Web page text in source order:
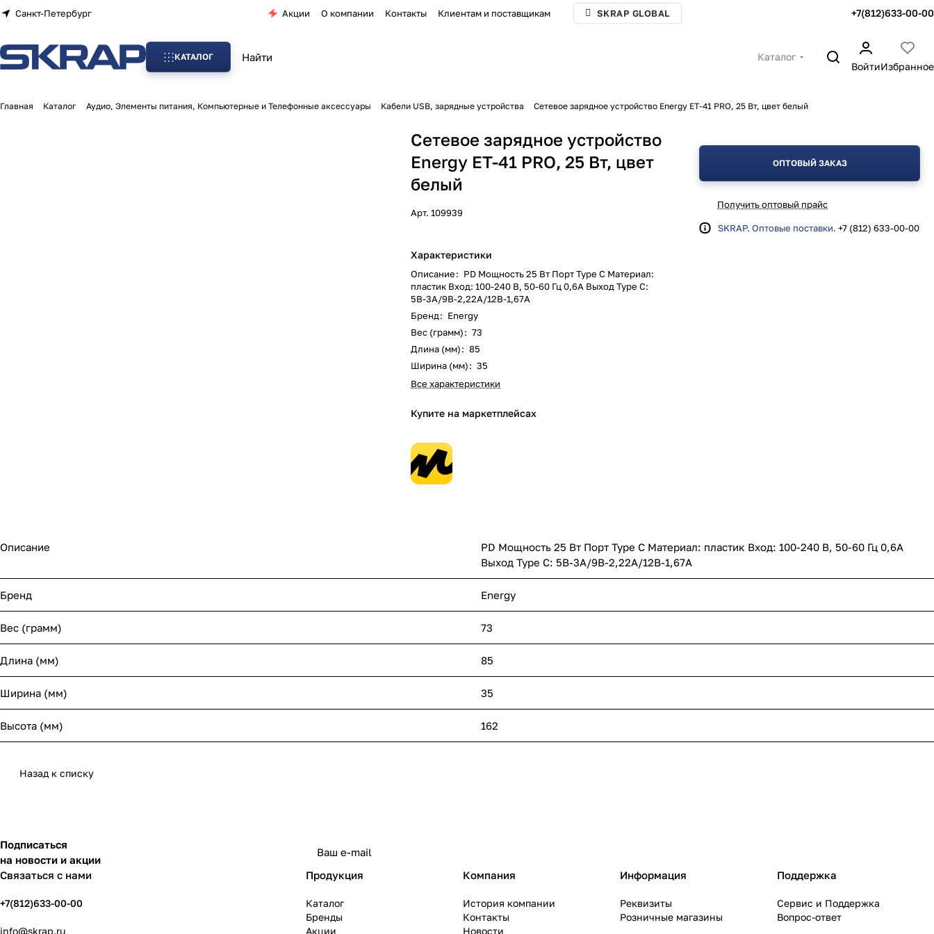
Санкт-Петербург Акции О компании Контакты Клиентам и поставщикам SKRAP GLOBAL +7(812)633-00-00
КАТАЛОГ
Каталог
ВойтиИзбранное
Главная Каталог Аудио, Элементы питания, Компьютерные и Телефонные аксессуары Кабели USB, зарядные устройства Сетевое зарядное устройство Energy ET-41 PRO, 25 Вт, цвет белый
Сетевое зарядное устройство
Energy ET-41 PRO, 25 Вт, цвет
белый
Арт.109939
Характеристики
Описание: PD Мощность 25 Вт Порт Type C Материал:
пластик Вход: 100-240 В, 50-60 Гц 0,6A Выход Type C:
5В-3А/9В-2,22А/12В-1,67А
Бренд: Energy
Вес (грамм): 73
Длина (мм): 85
Ширина (мм): 35
Все характеристики
Купите на маркетплейсах
ОПТОВЫЙ ЗАКАЗ
Получить оптовый прайс
SKRAP. Оптовые поставки. +7 (812) 633-00-00
Описание
PD Мощность 25 Вт Порт Type C Материал: пластик Вход: 100-240 В, 50-60 Гц 0,6A
Выход Type C: 5В-3А/9В-2,22А/12В-1,67А
Бренд Energy
Вес (грамм) 73
Длина (мм) 85
Ширина (мм) 35
Высота (мм) 162
Назад к списку
Подписаться
на новости и акции
Связаться с нами
+7(812)633-00-00
info@skrap.ru
Продукция
Каталог
Бренды
Акции
Компания
История компании
Контакты
Новости
Информация
Реквизиты
Розничные магазины
Поддержка
Сервис и Поддержка
Вопрос-ответ